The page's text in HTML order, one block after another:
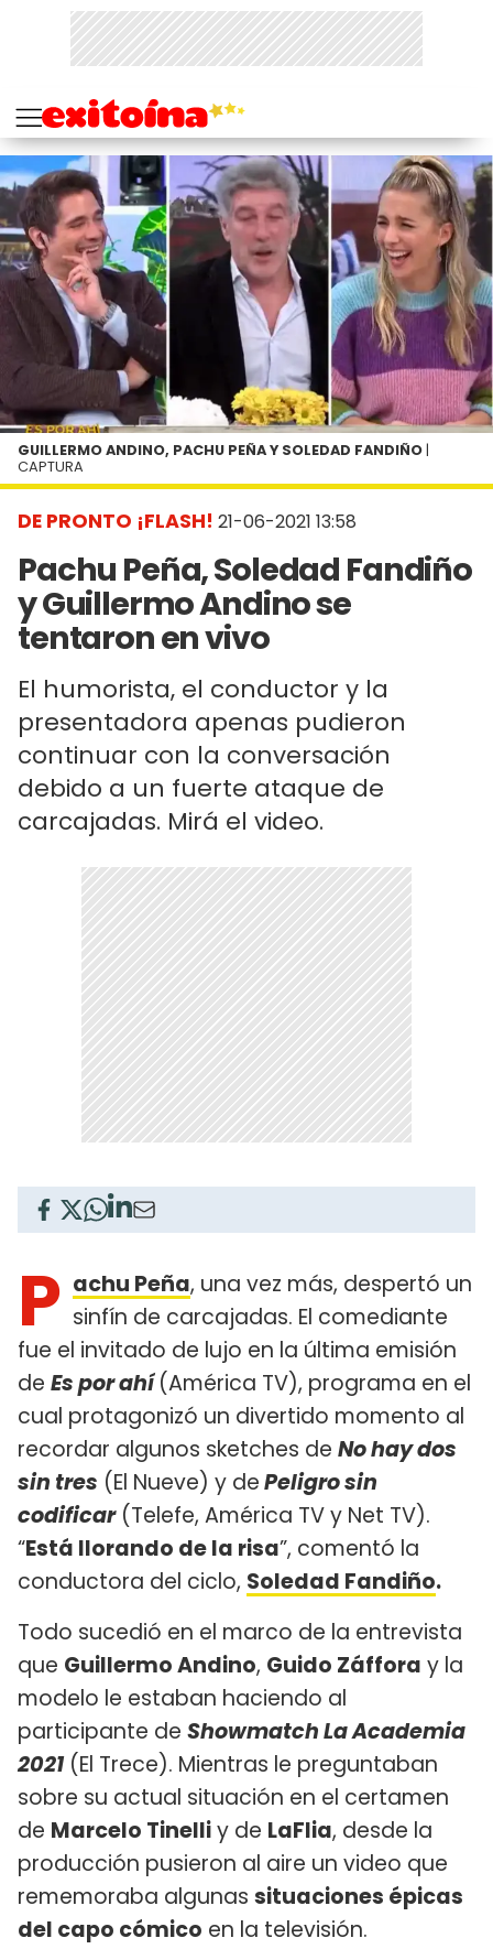
DE PRONTO ¡FLASH! 21-06-2021 13:58
Pachu Peña, Soledad Fandiño
y Guillermo Andino se
tentaron en vivo
El humorista, el conductor y la
presentadora apenas pudieron
continuar con la conversación
debido a un fuerte ataque de
carcajadas. Mirá el video.
GUILLERMO ANDINO, PACHU PEÑA Y SOLEDAD FANDIÑO |
CAPTURA
P achu Peña, una vez más, despertó un
sinfín de carcajadas. El comediante
fue el invitado de lujo en la última emisión
de Es por ahí(América TV), programa en el
cual protagonizó un divertido momento al
recordar algunos sketches de No hay dos
sin tres (El Nueve) y dePeligro sin
codificar(Telefe, América TV y Net TV).
“Está llorando de la risa”, comentó la
conductora del ciclo, Soledad Fandiño.
Todo sucedió en el marco de la entrevista
que Guillermo Andino, Guido Záffora y la
modelo le estaban haciendo al
participante de Showmatch La Academia
2021(El Trece). Mientras le preguntaban
sobre su actual situación en el certamen
de Marcelo Tinelliy de LaFlia, desde la
producción pusieron al aire un video que
rememoraba algunas situaciones épicas
del capo cómico en la televisión.